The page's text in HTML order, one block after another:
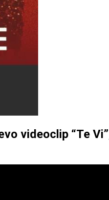
videoclip “Te Vi”